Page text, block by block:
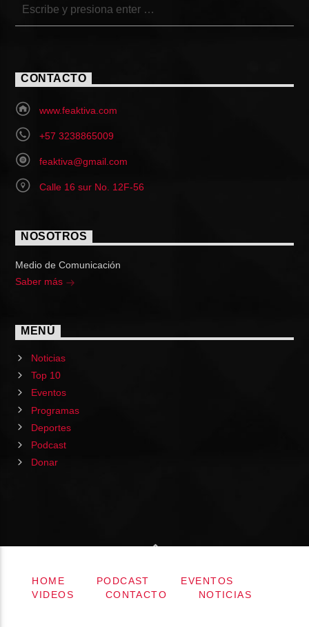
CONTACTO
www.feaktiva.com
+57 3238865009
feaktiva@gmail.com
Calle 16 sur No. 12F-56
NOSOTROS
Medio de Comunicación
Saber más
MENÚ
Noticias
Top 10
Eventos
Programas
Deportes
Podcast
Donar
HOME PODCAST
EVENTOS
VIDEOS
CONTACTO NOTICIAS